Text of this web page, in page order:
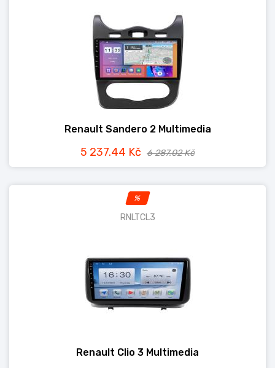
Renault Sandero 2 Multimedia
5 237.44 Kč 6 287.02 Kč
%
RNLTCL3
Renault Clio 3 Multimedia